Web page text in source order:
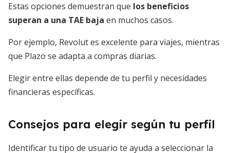
Estas opciones demuestran que los beneficios
superan a una TAE baja en muchos casos.
Por ejemplo, Revolut es excelente para viajes, mientras
que Plazo se adapta a compras diarias.
Elegir entre ellas depende de tu perfil y necesidades
financieras específicas.
Consejos para elegir según tu perfil
Identificar tu tipo de usuario te ayuda a seleccionar la